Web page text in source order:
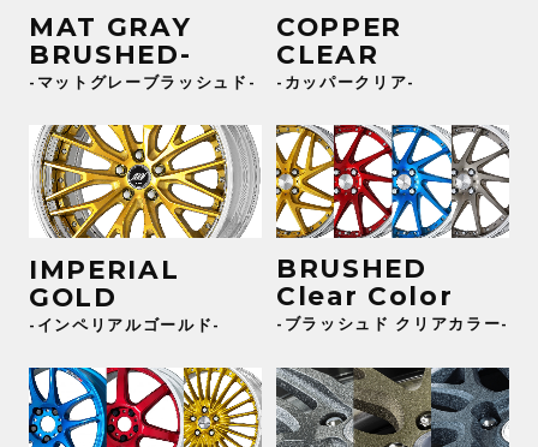
MAT GRAY
BRUSHED-
-マットグレーブラッシュド-
COPPER
CLEAR
-カッパークリア-
IMPERIAL
GOLD
-インペリアルゴールド-
BRUSHED
Clear Color
-ブラッシュド クリアカラー-